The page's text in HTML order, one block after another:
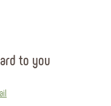
to you